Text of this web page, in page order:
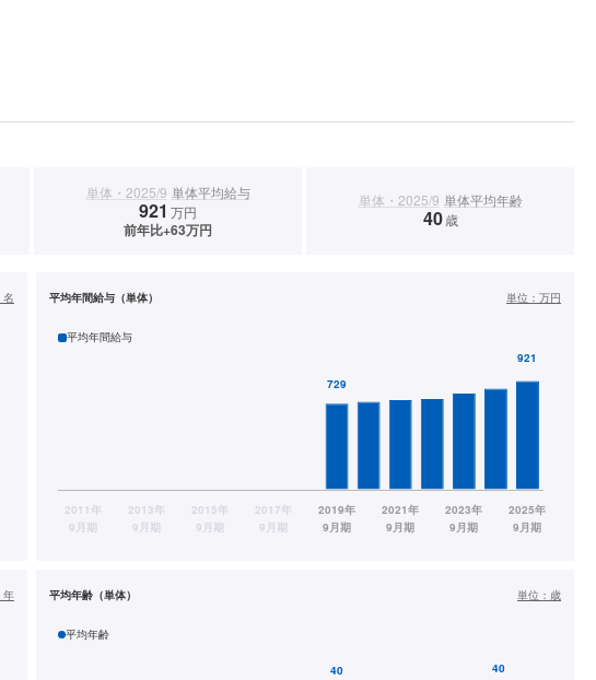
単体・2025/9 単体平均給与
921 万円
前年比+63万円
単体・2025/9 単体平均年齢
40 歳
名 平均年間給与（単体） 単位： 万円
平均年間給与
年 平均年齢（単体） 単位： 歳
平均年齢